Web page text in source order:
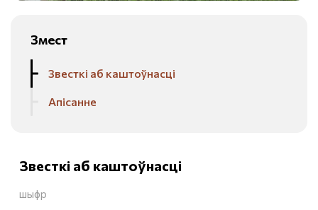
Змест
Звесткі аб каштоўнасці
Апісанне
Звесткі аб каштоўнасці
шыфр